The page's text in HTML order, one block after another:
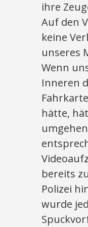
ihre
Auf den
keine
unseres
Wenn
Inneren
hätte,
bereits
Polizei
wurde